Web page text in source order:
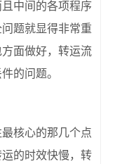
中间的各项程序
题就显得非常重
面做好，转运流
的问题。
核心的那几个点
的时效快慢，转